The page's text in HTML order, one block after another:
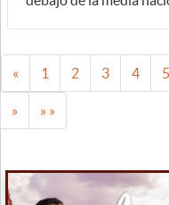
« 1 2 3 4 5
» » »